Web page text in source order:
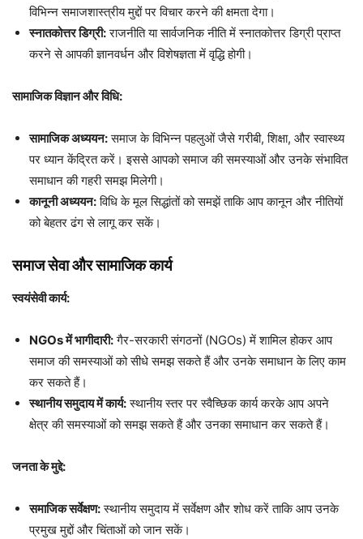
विभिन्न समाजशास्त्रीय मुद्दों पर विचार करने की क्षमता देगा।
स्नातकोत्तर डिग्री:राजनीति या सार्वजनिक नीति में स्नातकोत्तर डिग्री प्राप्त
करने से आपकी ज्ञानवर्धन और विशेषज्ञता में वृद्धि होगी।
सामाजिक विज्ञान और विधि:
सामाजिक अध्ययन:समाज के विभिन्न पहलुओं जैसे गरीबी, शिक्षा, और स्वास्थ्य
पर ध्यान केंद्रित करें। इससे आपको समाज की समस्याओं और उनके संभावित
समाधान की गहरी समझ मिलेगी।
कानूनी अध्ययन:विधि के मूल सिद्धांतों को समझें ताकि आप कानून और नीतियों
को बेहतर ढंग से लागू कर सकें।
समाज सेवा और सामाजिक कार्य
स्वयंसेवी कार्य:
NGOs में भागीदारी:गैर-सरकारी संगठनों (NGOs) में शामिल होकर आप
समाज की समस्याओं को सीधे समझ सकते हैं और उनके समाधान के लिए काम
कर सकते हैं।
स्थानीय समुदाय में कार्य:स्थानीय स्तर पर स्वैच्छिक कार्य करके आप अपने
क्षेत्र की समस्याओं को समझ सकते हैं और उनका समाधान कर सकते हैं।
जनता के मुद्दे:
समाजिक सर्वेक्षण:स्थानीय समुदाय में सर्वेक्षण और शोध करें ताकि आप उनके
प्रमुख मुद्दों और चिंताओं को जान सकें।